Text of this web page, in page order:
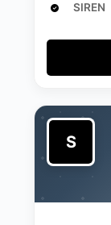
SIREN
S